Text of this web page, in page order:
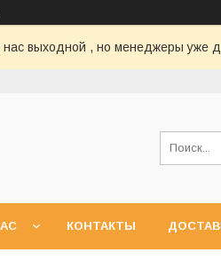
нас выходной , но менеджеры уже
КОНТАКТЫ